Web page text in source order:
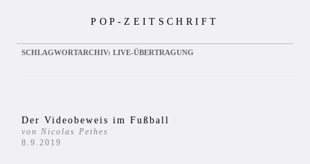
POP-ZEITSCHRIFT
SCHLAGWORTARCHIV: LIVE-ÜBERTRAGUNG
Der Videobeweis im Fußball
von Nicolas Pethes
8.9.2019